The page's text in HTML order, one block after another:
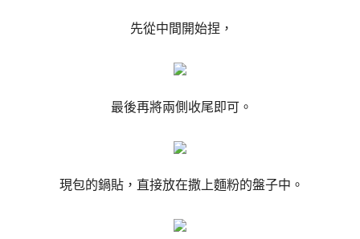
先從中間開始捏，
最後再將兩側收尾即可。
現包的鍋貼，直接放在撒上麵粉的盤子中。